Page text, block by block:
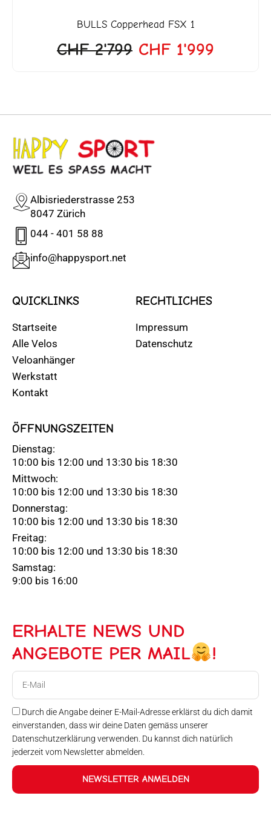
BULLSCopperhead FSX 1
CHF2'799 CHF 1'999
Albisriederstrasse 253
8047 Zürich
044 - 401 58 88
info@happysport.net
QUICKLINKS
Startseite
Alle Velos
Veloanhänger
Werkstatt
Kontakt
RECHTLICHES
Impressum
Datenschutz
ÖFFNUNGSZEITEN
Dienstag:
10:00 bis 12:00 und 13:30 bis 18:30
Mittwoch:
10:00 bis 12:00 und 13:30 bis 18:30
Donnerstag:
10:00 bis 12:00 und 13:30 bis 18:30
Freitag:
10:00 bis 12:00 und 13:30 bis 18:30
Samstag:
9:00 bis 16:00
ERHALTE NEWS UND
ANGEBOTE PER MAIL
!
Durch die Angabe deiner E-Mail-Adresse erklärst du dich damit
einverstanden, dass wir deine Daten gemäss unserer
Datenschutzerklärung verwenden. Du kannst dich natürlich
jederzeit vom Newsletter abmelden.
NEWSLETTER ANMELDEN